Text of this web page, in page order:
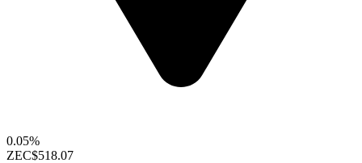
0.05%
ZEC$518.07